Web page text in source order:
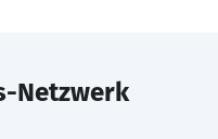
Netzwerk